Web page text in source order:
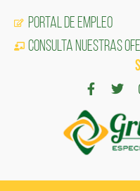
Portal de Empleo
CONSULTA NUESTRAS